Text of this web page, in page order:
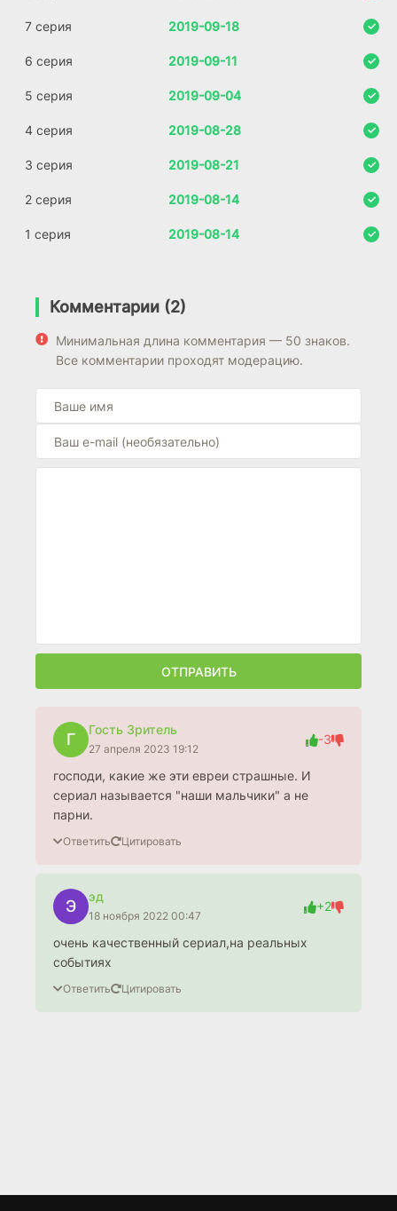
7 серия 2019-09-18
6 серия 2019-09-11
5 серия 2019-09-04
4 серия 2019-08-28
3 серия 2019-08-21
2 серия 2019-08-14
1 серия 2019-08-14
Комментарии (2)
Минимальная длина комментария — 50 знаков.
Все комментарии проходят модерацию.
ОТПРАВИТЬ
Г
Гость Зритель
27 апреля 2023 19:12
-3
господи, какие же эти евреи страшные. И
сериал называется "наши мальчики" а не
парни.
Ответить Цитировать
Э
эд
18 ноября 2022 00:47
+2
очень качественный сериал,на реальных
событиях
Ответить Цитировать